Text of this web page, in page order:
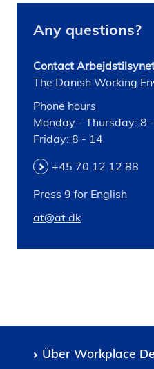
Any questions?
Contact
The Danish Working
Phone hours
Monday - Thursday: 8
Friday: 8 - 14
+45 70 12 12 88
Press 9 for English
at@at.dk
Über Workplace